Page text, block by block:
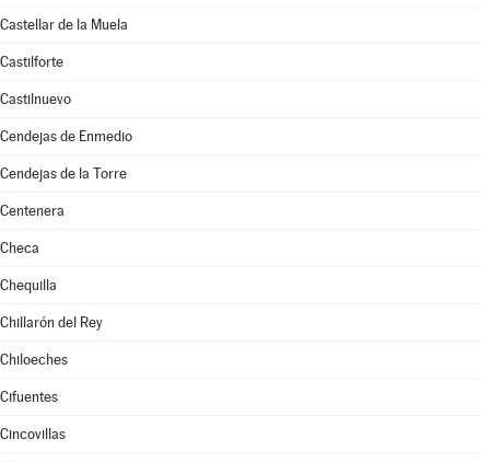
Castellar de la Muela
Castilforte
Castilnuevo
Cendejas de Enmedio
Cendejas de la Torre
Centenera
Checa
Chequilla
Chillarón del Rey
Chiloeches
Cifuentes
Cincovillas